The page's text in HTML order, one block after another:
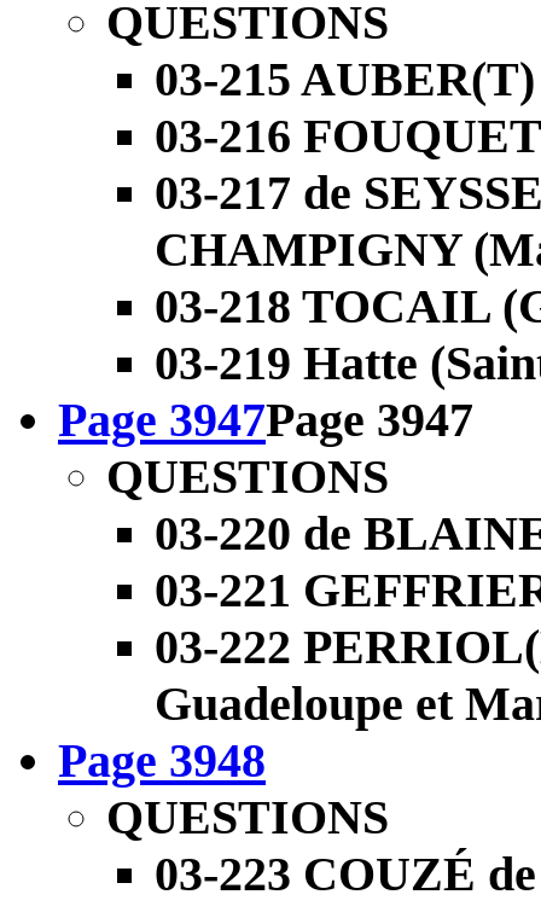
QUESTIONS
03-215
03-216
03-217 de
CHAMPIGNY
03-218 TOCAIL
03-219 Hatte
Page 3947Page 3947
QUESTIONS
03-220 de
03-221
03-222
Guadeloupe et
Page 3948
QUESTIONS
03-223 COUZÉ